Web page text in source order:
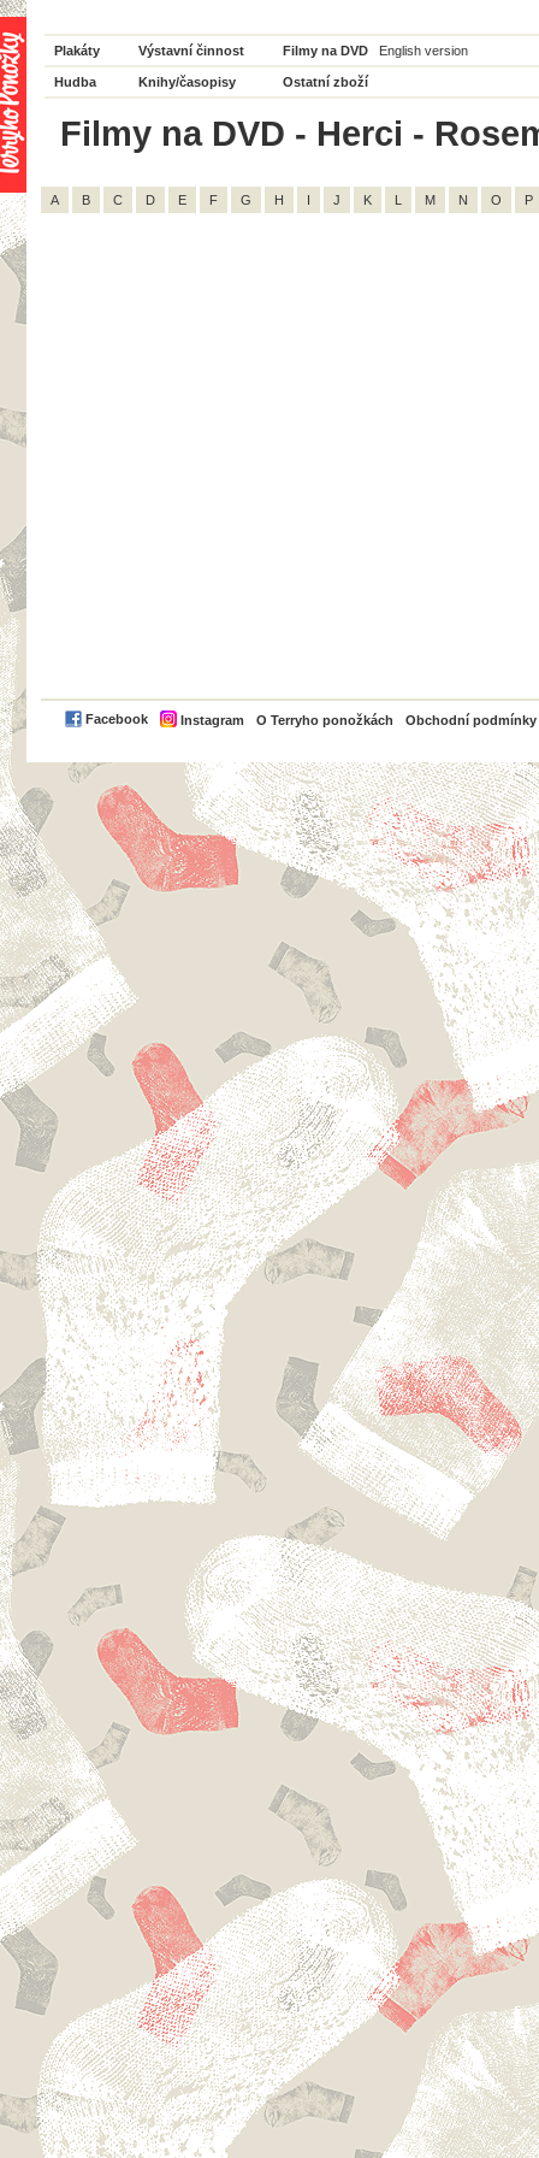
Plakáty Výstavní činnost Filmy na DVD English version
Hudba Knihy/časopisy Ostatní zboží
Filmy na DVD - Herci -
A B C D E F G H I J K L M N O P
Facebook Instagram O Terryho ponožkách Obchodní podmínky
PayPal